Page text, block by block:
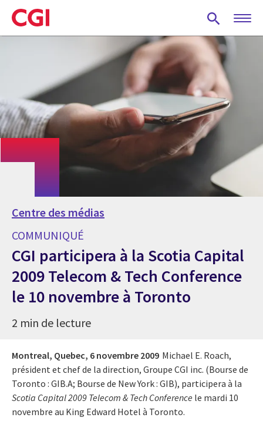
Skip
to
main
Centre des médias
COMMUNIQUÉ
CGI participera à la Scotia Capital
2009 Telecom & Tech Conference
le 10 novembre à Toronto
2 min de lecture
Montreal, Quebec, 6 novembre 2009 Michael E. Roach,
président et chef de la direction, Groupe CGI inc. (Bourse de
Toronto : GIB.A; Bourse de New York : GIB), participera à la
Scotia Capital 2009 Telecom & Tech Conference le mardi 10
novembre au King Edward Hotel à Toronto.